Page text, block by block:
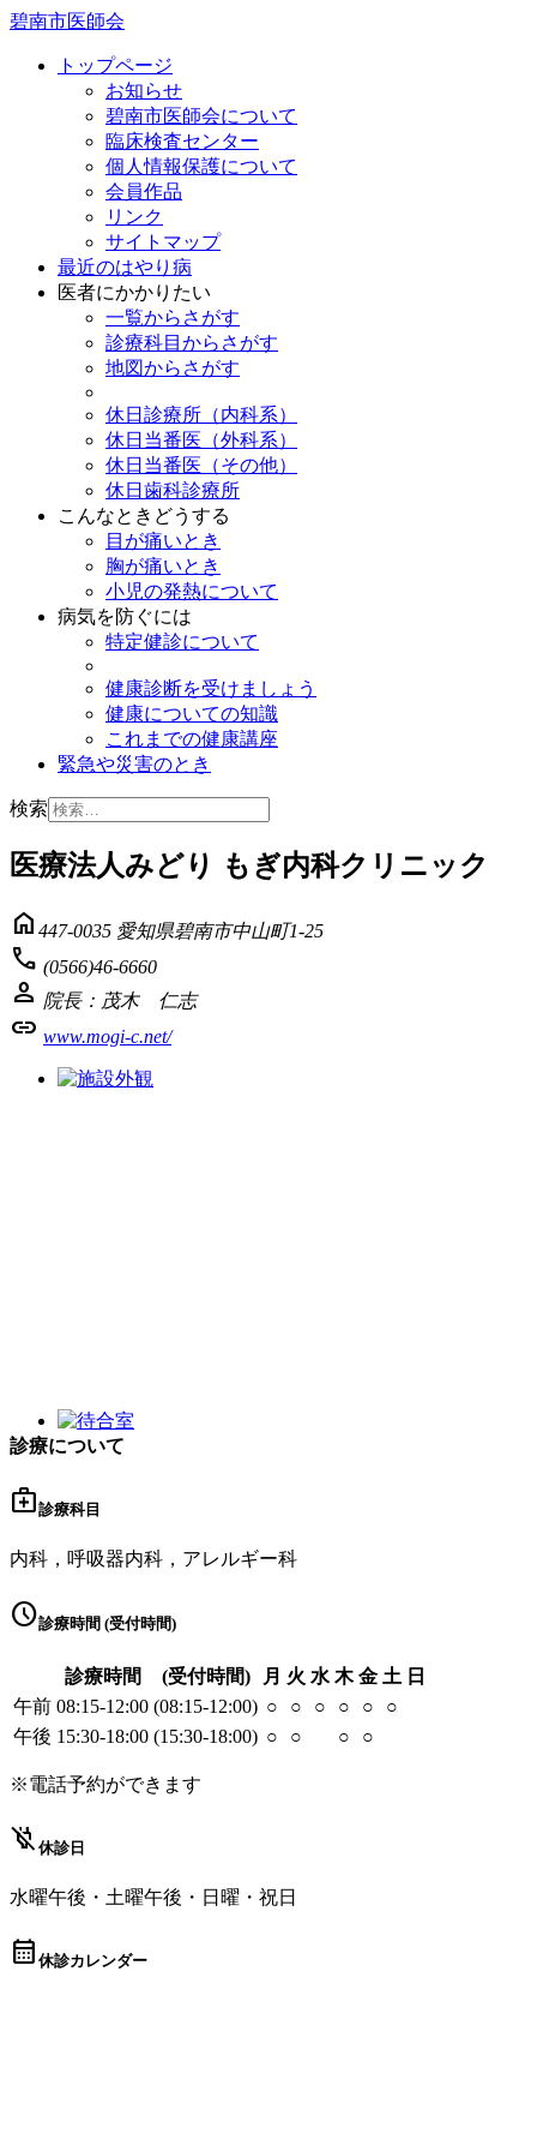
碧南市医師会
トップページ
お知らせ
碧南市医師会について
臨床検査センター
個人情報保護について
会員作品
リンク
サイトマップ
最近のはやり病
医者にかかりたい
一覧からさがす
診療科目からさがす
地図からさがす
休日診療所（内科系）
休日当番医（外科系）
休日当番医（その他）
休日歯科診療所
こんなときどうする
目が痛いとき
胸が痛いとき
小児の発熱について
病気を防ぐには
特定健診について
健康診断を受けましょう
健康についての知識
これまでの健康講座
緊急や災害のとき
検索
医療法人みどり もぎ内科クリニック
home 447-0035 愛知県碧南市中山町1-25
phone (0566)46-6660
person 院長：茂木 仁志
link www.mogi-c.net/
診療について
medical_services診療科目
内科，呼吸器内科，アレルギー科
schedule診療時間 (受付時間)
診療時間 (受付時間) 月 火 水 木 金 土 日
午前 08:15-12:00 (08:15-12:00) ○ ○ ○ ○ ○
○
午後 15:30-18:00 (15:30-18:00) ○ ○ ○ ○
※電話予約ができます
power_off 休診日
水曜午後・土曜午後・日曜・祝日
calendar_month 休診カレンダー